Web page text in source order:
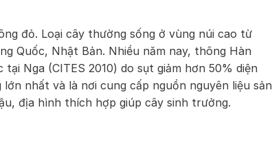
đỏ. Loại cây thường sống ở vùng núi cao từ
Quốc, Nhật Bản. Nhiều năm nay, thông Hàn
Nga (CITES 2010) do sụt giảm hơn 50% diện
nhất và là nơi cung cấp nguồn nguyên liệu sản
địa hình thích hợp giúp cây sinh trưởng.